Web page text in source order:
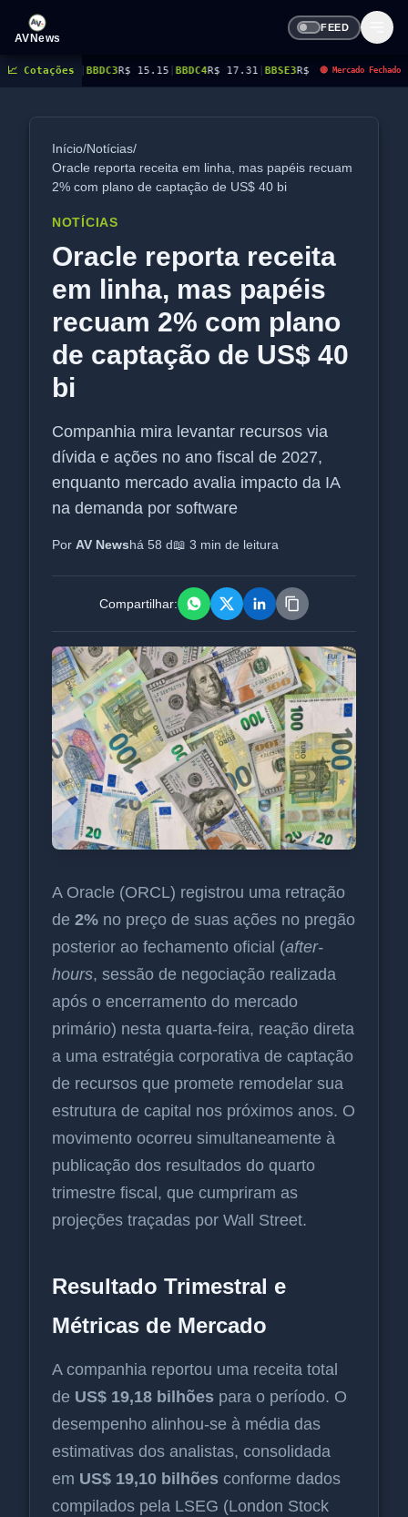
AVNews
FEED
📈 Cotações
BBDC3R$ 15.15 |BBDC4R$ 17.31 |BBSE3R$ 38.38 |BEES3R$ 8.78|BEES4R$
🔴 Mercado Fechado
Início/Notícias/
Oracle reporta receita em linha, mas papéis recuam
2% com plano de captação de US$ 40 bi
NOTÍCIAS
Oracle reporta receita
em linha, mas papéis
recuam 2% com plano
de captação de US$ 40
bi
Companhia mira levantar recursos via
dívida e ações no ano fiscal de 2027,
enquanto mercado avalia impacto da IA
na demanda por software
Por AV Newshá 58 d📖 3 min de leitura
Compartilhar:
A Oracle (ORCL) registrou uma retração
de 2% no preço de suas ações no pregão
posterior ao fechamento oficial (after-
hours, sessão de negociação realizada
após o encerramento do mercado
primário) nesta quarta-feira, reação direta
a uma estratégia corporativa de captação
de recursos que promete remodelar sua
estrutura de capital nos próximos anos. O
movimento ocorreu simultaneamente à
publicação dos resultados do quarto
trimestre fiscal, que cumpriram as
projeções traçadas por Wall Street.
Resultado Trimestral e
Métricas de Mercado
A companhia reportou uma receita total
de US$ 19,18 bilhões para o período. O
desempenho alinhou-se à média das
estimativas dos analistas, consolidada
em US$ 19,10 bilhões conforme dados
compilados pela LSEG (London Stock